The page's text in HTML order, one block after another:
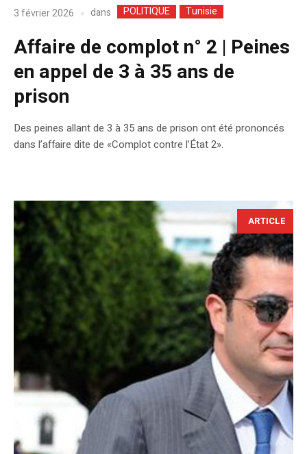
3 février 2026 dans POLITIQUE Tunisie
Affaire de complot n° 2 | Peines
en appel de 3 à 35 ans de
prison
Des peines allant de 3 à 35 ans de prison ont été prononcés
dans l’affaire dite de «Complot contre l’État 2».
ARTICLE